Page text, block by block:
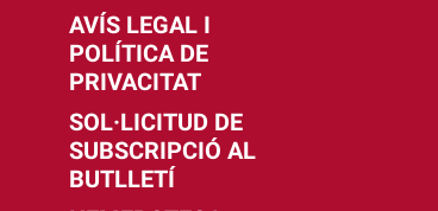
AVÍS LEGAL I
POLÍTICA DE
PRIVACITAT
SOL·LICITUD DE
SUBSCRIPCIÓ AL
BUTLLETÍ